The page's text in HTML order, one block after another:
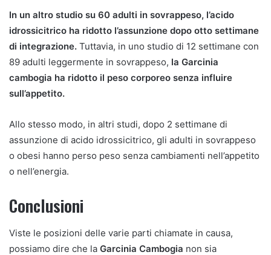
In un altro studio su 60 adulti in sovrappeso, l’acido
idrossicitrico ha ridotto l’assunzione dopo otto settimane
di integrazione. Tuttavia, in uno studio di 12 settimane con
89 adulti leggermente in sovrappeso, la Garcinia
cambogia ha ridotto il peso corporeo senza influire
sull’appetito.
Allo stesso modo, in altri studi, dopo 2 settimane di
assunzione di acido idrossicitrico, gli adulti in sovrappeso
o obesi hanno perso peso senza cambiamenti nell’appetito
o nell’energia.
Conclusioni
Viste le posizioni delle varie parti chiamate in causa,
possiamo dire che la Garcinia Cambogia non sia